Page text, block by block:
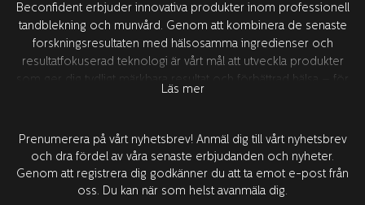
Beconfident erbjuder innovativa produkter inom professionell
tandblekning och munvård. Genom att kombinera de senaste
forskningsresultaten med hälsosamma ingredienser och
resultatfokuserad teknologi är vårt mål att utveckla produkter
som ger dig tydligt märkbara resultat och förbättrad hälsa – för
i världen. Alla produkter är testade och godkända av tandläkare.
Läs mer
Prenumerera på vårt nyhetsbrev! Anmäl dig till vårt nyhetsbrev
och dra fördel av våra senaste erbjudanden och nyheter.
Genom att registrera dig godkänner du att ta emot e-post från
oss. Du kan när som helst avanmäla dig.